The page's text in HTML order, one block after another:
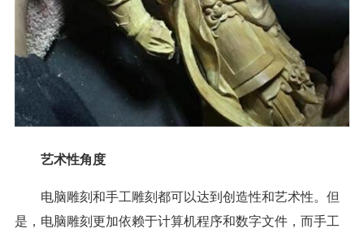
艺术性角度
电脑雕刻和手工雕刻都可以达到创造性和艺术性。但
是，电脑雕刻更加依赖于计算机程序和数字文件，而手工